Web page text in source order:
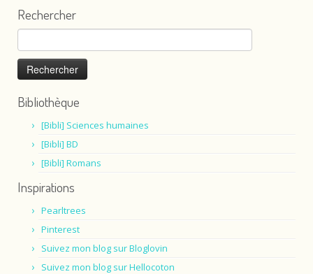
Rechercher
Rechercher :
Bibliothèque
[Bibli] Sciences humaines
[Bibli] BD
[Bibli] Romans
Inspirations
Pearltrees
Pinterest
Suivez mon blog sur Bloglovin
Suivez mon blog sur Hellocoton